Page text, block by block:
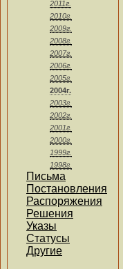
2011г.
2010г.
2009г.
2008г.
2007г.
2006г.
2005г.
2004г.
2003г.
2002г.
2001г.
2000г.
1999г.
1998г.
Письма
Постановления
Распоряжения
Решения
Указы
Статусы
Другие